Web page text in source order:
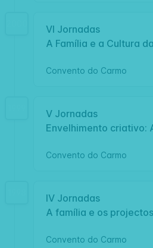
VI Jornadas
A Família e a Cultura
Convento do Carmo
V Jornadas
Envelhimento criativo:
Convento do Carmo
IV Jornadas
A família e os
Convento do Carmo